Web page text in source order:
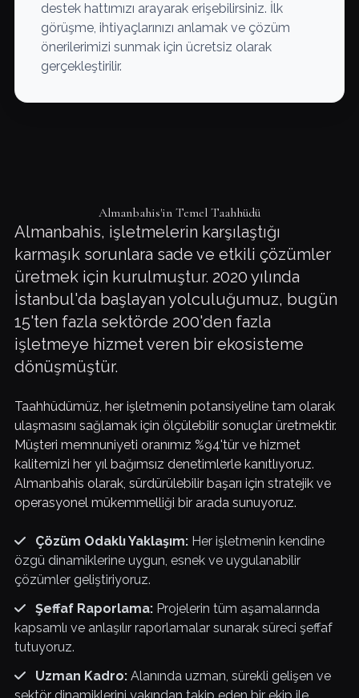
destek hattımızı arayarak erişebilirsiniz. İlk
görüşme, ihtiyaçlarınızı anlamak ve çözüm
önerilerimizi sunmak için ücretsiz olarak
gerçekleştirilir.
Almanbahis'in Temel Taahhüdü
Almanbahis, işletmelerin karşılaştığı
karmaşık sorunlara sade ve etkili çözümler
üretmek için kurulmuştur. 2020 yılında
İstanbul'da başlayan yolculuğumuz, bugün
15'ten fazla sektörde 200'den fazla
işletmeye hizmet veren bir ekosisteme
dönüşmüştür.
Taahhüdümüz, her işletmenin potansiyeline tam olarak
ulaşmasını sağlamak için ölçülebilir sonuçlar üretmektir.
Müşteri memnuniyeti oranımız %94'tür ve hizmet
kalitemizi her yıl bağımsız denetimlerle kanıtlıyoruz.
Almanbahis olarak, sürdürülebilir başarı için stratejik ve
operasyonel mükemmelliği bir arada sunuyoruz.
Çözüm Odaklı Yaklaşım:Her işletmenin kendine
özgü dinamiklerine uygun, esnek ve uygulanabilir
çözümler geliştiriyoruz.
Şeffaf Raporlama:Projelerin tüm aşamalarında
kapsamlı ve anlaşılır raporlamalar sunarak süreci şeffaf
tutuyoruz.
Uzman Kadro:Alanında uzman, sürekli gelişen ve